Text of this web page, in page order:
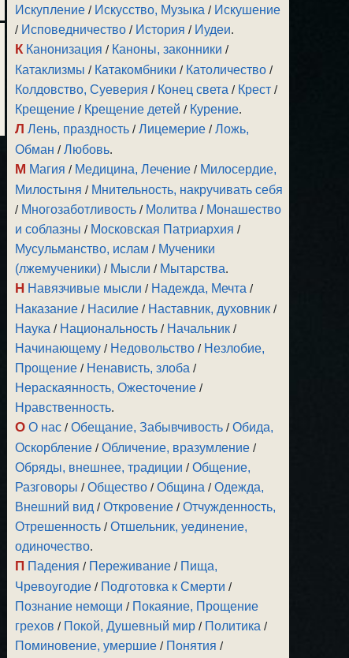
Искупление / Искусство, Музыка / Искушение
/ Исповедничество / История / Иудеи.
К Канонизация / Каноны, законники /
Катаклизмы / Катакомбники / Католичество /
Колдовство, Суеверия / Конец света / Крест /
Крещение / Крещение детей / Курение.
Л Лень, праздность /Лицемерие /Ложь,
Обман /Любовь.
М Магия / Медицина, Лечение / Милосердие,
Милостыня / Мнительность, накручивать себя
/ Многозаботливость / Молитва / Монашество
и соблазны / Московская Патриархия /
Мусульманство, ислам / Мученики
(лжемученики) / Мысли / Мытарства.
Н Навязчивые мысли / Надежда, Мечта /
Наказание / Насилие / Наставник, духовник /
Наука / Национальность / Начальник /
Начинающему / Недовольство / Незлобие,
Прощение / Ненависть, злоба /
Нераскаянность, Ожесточение /
Нравственность.
О О нас /Обещание, Забывчивость /Обида,
Оскорбление /Обличение, вразумление /
Обряды, внешнее, традиции /Общение,
Разговоры /Общество /Община /Одежда,
Внешний вид /Откровение /Отчужденность,
Отрешенность /Отшельник, уединение,
одиночество.
П Падения / Переживание / Пища,
Чревоугодие / Подготовка к Смерти /
Познание немощи / Покаяние, Прощение
грехов / Покой, Душевный мир / Политика /
Поминовение, умершие / Понятия /